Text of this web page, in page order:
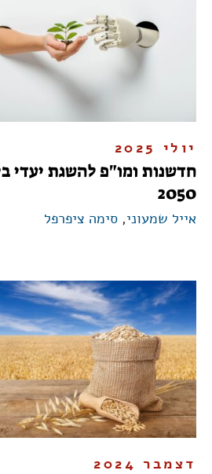
יולי 2025
חדשנות ומו"פ להשגת יעדי
2050
אייל שמעוני, סימה ציפרפל
דצמבר 2024